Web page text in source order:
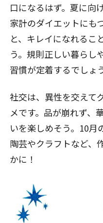
口になるはず。夏に向
家計のダイエットにも
と、キレイになれるこ
う。規則正しい暮らし
習慣が定着するでしょう
社交は、異性を交えて
メです。品が崩れず、
いを楽しめそう。10月
陶芸やクラフトなど、
かに！